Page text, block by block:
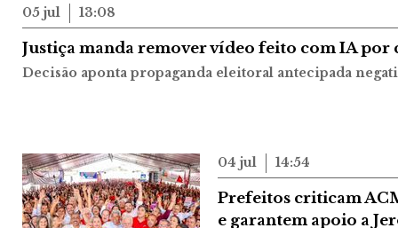
05 jul 13:08
Justiça manda remover vídeo feito com IA
Decisão aponta propaganda eleitoral antecipada
04 jul 14:54
Prefeitos criticam
e garantem apoio a